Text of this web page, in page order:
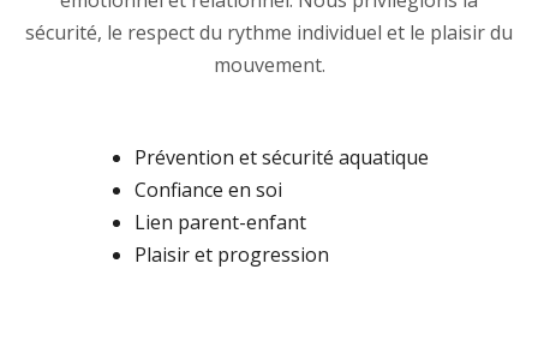
sécurité, le respect du rythme individuel et le plaisir du
mouvement.
Prévention et sécurité aquatique
Confiance en soi
Lien parent-enfant
Plaisir et progression